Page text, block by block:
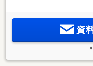
「パークコート ザ・三番
資